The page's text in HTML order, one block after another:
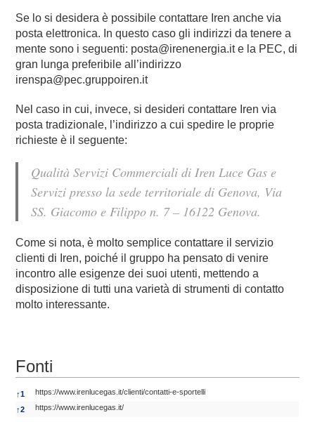
Se lo si desidera è possibile contattare Iren anche via
posta elettronica. In questo caso gli indirizzi da tenere a
mente sono i seguenti: posta@irenenergia.it e la PEC, di
gran lunga preferibile all’indirizzo
irenspa@pec.gruppoiren.it
Nel caso in cui, invece, si desideri contattare Iren via
posta tradizionale, l’indirizzo a cui spedire le proprie
richieste è il seguente:
Qualità Servizi Commerciali di Iren Luce Gas e
Servizi presso la sede territoriale di Genova, Via
SS. Giacomo e Filippo n. 7 – 16122 Genova.
Come si nota, è molto semplice contattare il servizio
clienti di Iren, poiché il gruppo ha pensato di venire
incontro alle esigenze dei suoi utenti, mettendo a
disposizione di tutti una varietà di strumenti di contatto
molto interessante.
Fonti
Fonti
↑1 https://www.irenlucegas.it/clienti/contatti-e-sportelli
↑2 https://www.irenlucegas.it/